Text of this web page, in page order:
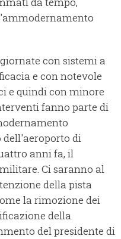
con sistemi a
e con notevole
e quindi con minore
fanno parte di
di
anni fa, il
Ci saranno al
della pista
la rimozione dei
della
del presidente di